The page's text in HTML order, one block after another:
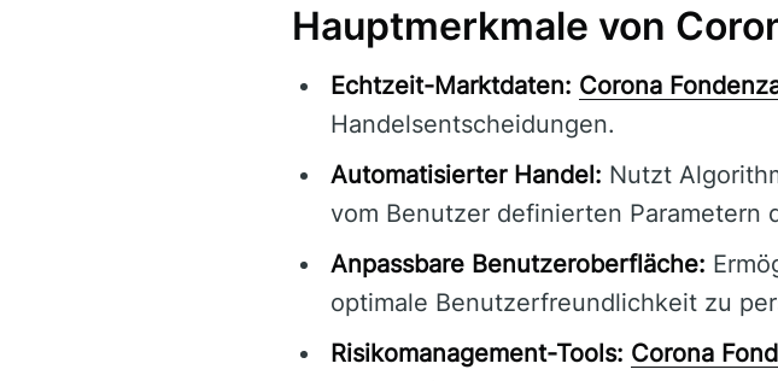
Hauptmerkmale von
Echtzeit-Marktdaten: Corona
Handelsentscheidungen.
Automatisierter Handel: Nutzt
vom Benutzer definierten Parametern
Anpassbare Benutzeroberfläche:
optimale Benutzerfreundlichkeit zu
Risikomanagement-Tools: Corona